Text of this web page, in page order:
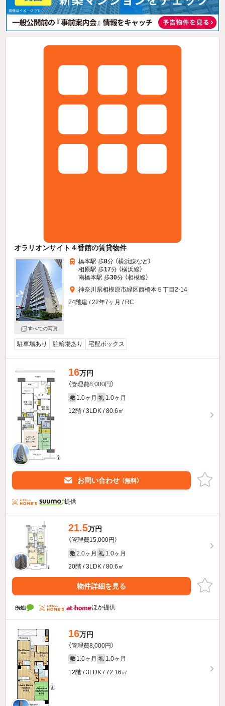
オラリオンサイト４番館の賃貸物件
すべての写真
橋本駅 歩8分 （横浜線など）
相原駅 歩17分 （横浜線）
南橋本駅 歩30分 （相模線）
神奈川県相模原市緑区西橋本５丁目2-14
24階建 / 22年7ヶ月 / RC
駐車場あり 駐輪場あり 宅配ボックス
16万円
（管理費8,000円）
敷 1.0ヶ月 礼 1.0ヶ月
12階 / 3LDK / 80.6㎡
お問い合わせ （無料）
提供
21.5万円
（管理費15,000円）
敷 2.0ヶ月 礼 1.0ヶ月
20階 / 3LDK / 80.6㎡
物件詳細を見る
ほか提供
16万円
（管理費8,000円）
敷 1.0ヶ月 礼 1.0ヶ月
12階 / 3LDK / 72.16㎡